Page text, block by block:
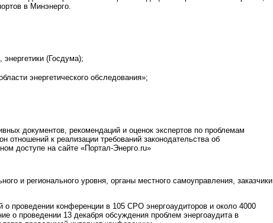
в Минэнерго.
(Госдума);
энергетического обследования»;
документов, рекомендаций и оценок экспертов по проблемам
отношений к реализации требований законодательства об
доступе на сайте «Портал-Энерго.ru»
и регионального уровня, органы местного самоуправления, заказчики
проведении конференции в 105 СРО энергоаудиторов и около 4000
о проведении 13 декабря обсуждения проблем энергоаудита в